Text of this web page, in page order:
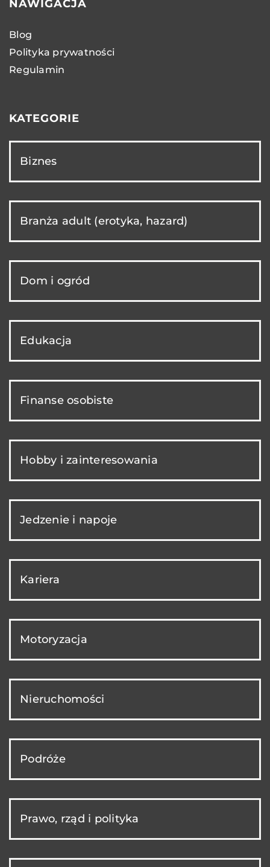
NAWIGACJA
Blog
Polityka prywatności
Regulamin
KATEGORIE
Biznes
Branża adult (erotyka, hazard)
Dom i ogród
Edukacja
Finanse osobiste
Hobby i zainteresowania
Jedzenie i napoje
Kariera
Motoryzacja
Nieruchomości
Podróże
Prawo, rząd i polityka